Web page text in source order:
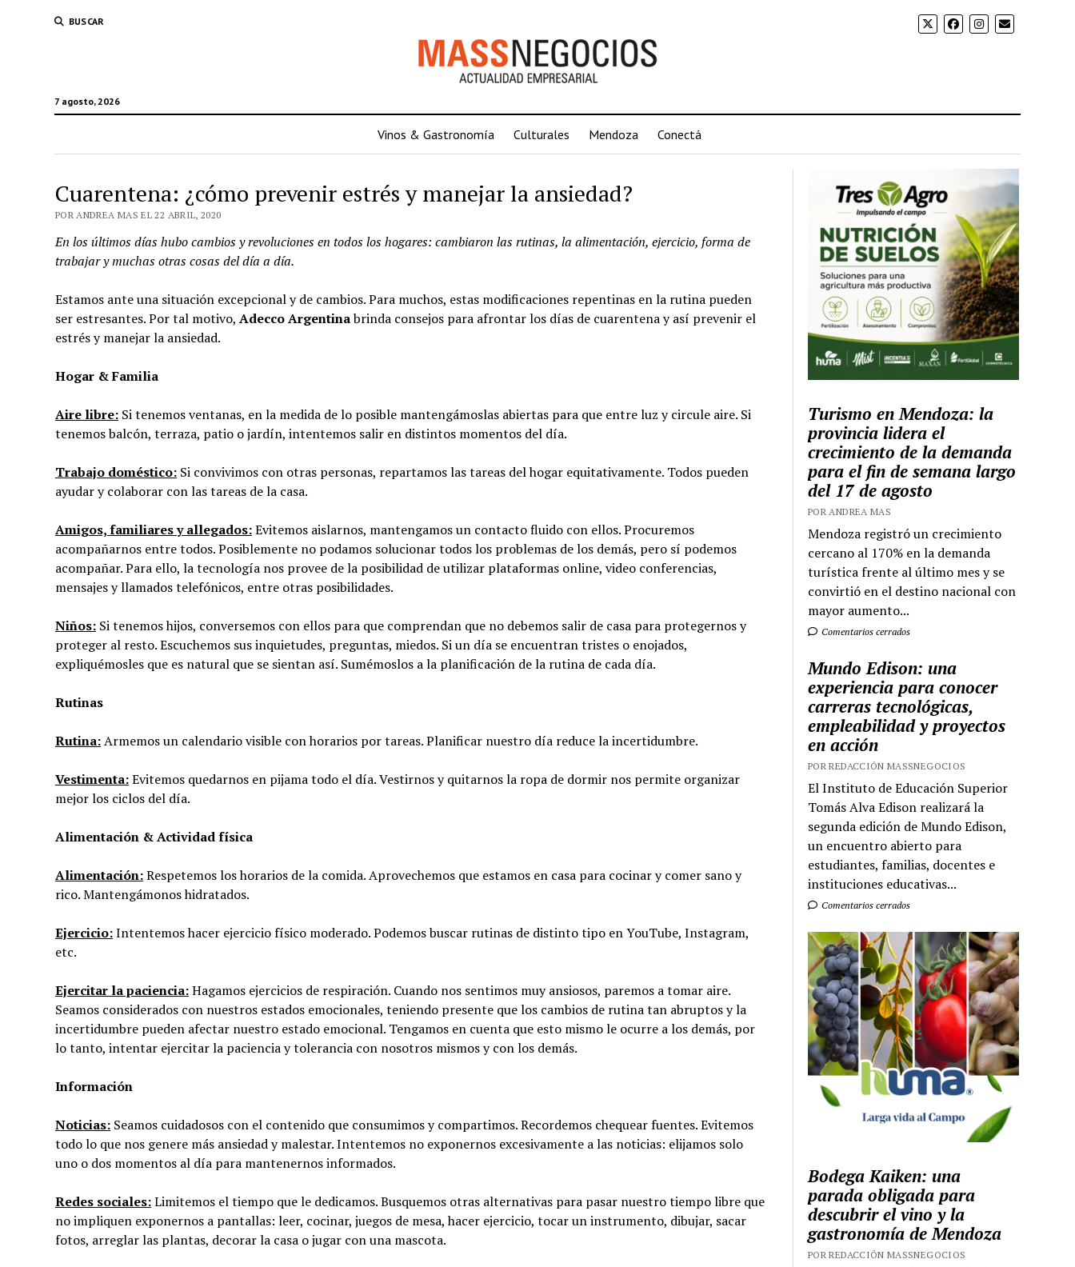
BUSCAR
7 agosto, 2026
Vinos & Gastronomía Culturales Mendoza Conectá
Cuarentena: ¿cómo prevenir estrés y manejar la ansiedad?
POR ANDREA MAS EL 22 ABRIL, 2020
En los últimos días hubo cambios y revoluciones en todos los hogares: cambiaron las rutinas, la alimentación, ejercicio, forma de
trabajar y muchas otras cosas del día a día.
Estamos ante una situación excepcional y de cambios. Para muchos, estas modificaciones repentinas en la rutina pueden
ser estresantes. Por tal motivo, Adecco Argentinabrinda consejos para afrontar los días de cuarentena y así prevenir el
estrés y manejar la ansiedad.
Hogar & Familia
Aire libre:Si tenemos ventanas, en la medida de lo posible mantengámoslas abiertas para que entre luz y circule aire. Si
tenemos balcón, terraza, patio o jardín, intentemos salir en distintos momentos del día.
Trabajo doméstico:Si convivimos con otras personas, repartamos las tareas del hogar equitativamente. Todos pueden
ayudar y colaborar con las tareas de la casa.
Amigos, familiares y allegados:Evitemos aislarnos, mantengamos un contacto fluido con ellos. Procuremos
acompañarnos entre todos. Posiblemente no podamos solucionar todos los problemas de los demás, pero sí podemos
acompañar. Para ello, la tecnología nos provee de la posibilidad de utilizar plataformas online, video conferencias,
mensajes y llamados telefónicos, entre otras posibilidades.
Niños:Si tenemos hijos, conversemos con ellos para que comprendan que no debemos salir de casa para protegernos y
proteger al resto. Escuchemos sus inquietudes, preguntas, miedos. Si un día se encuentran tristes o enojados,
expliquémosles que es natural que se sientan así. Sumémoslos a la planificación de la rutina de cada día.
Rutinas
Rutina:Armemos un calendario visible con horarios por tareas. Planificar nuestro día reduce la incertidumbre.
Vestimenta:Evitemos quedarnos en pijama todo el día. Vestirnos y quitarnos la ropa de dormir nos permite organizar
mejor los ciclos del día.
Alimentación & Actividad física
Alimentación:Respetemos los horarios de la comida. Aprovechemos que estamos en casa para cocinar y comer sano y
rico. Mantengámonos hidratados.
Ejercicio:Intentemos hacer ejercicio físico moderado. Podemos buscar rutinas de distinto tipo en YouTube, Instagram,
etc.
Ejercitar la paciencia:Hagamos ejercicios de respiración. Cuando nos sentimos muy ansiosos, paremos a tomar aire.
Seamos considerados con nuestros estados emocionales, teniendo presente que los cambios de rutina tan abruptos y la
incertidumbre pueden afectar nuestro estado emocional. Tengamos en cuenta que esto mismo le ocurre a los demás, por
lo tanto, intentar ejercitar la paciencia y tolerancia con nosotros mismos y con los demás.
Información
Noticias:Seamos cuidadosos con el contenido que consumimos y compartimos. Recordemos chequear fuentes. Evitemos
todo lo que nos genere más ansiedad y malestar. Intentemos no exponernos excesivamente a las noticias: elijamos solo
uno o dos momentos al día para mantenernos informados.
Redes sociales:Limitemos el tiempo que le dedicamos. Busquemos otras alternativas para pasar nuestro tiempo libre que
no impliquen exponernos a pantallas: leer, cocinar, juegos de mesa, hacer ejercicio, tocar un instrumento, dibujar, sacar
fotos, arreglar las plantas, decorar la casa o jugar con una mascota.
Turismo en Mendoza: la
provincia lidera el
crecimiento de la demanda
para el fin de semana largo
del 17 de agosto
POR ANDREA MAS
Mendoza registró un crecimiento
cercano al 170% en la demanda
turística frente al último mes y se
convirtió en el destino nacional con
mayor aumento...
Comentarios cerrados
Mundo Edison: una
experiencia para conocer
carreras tecnológicas,
empleabilidad y proyectos
en acción
POR REDACCIÓN MASSNEGOCIOS
El Instituto de Educación Superior
Tomás Alva Edison realizará la
segunda edición de Mundo Edison,
un encuentro abierto para
estudiantes, familias, docentes e
instituciones educativas...
Comentarios cerrados
Bodega Kaiken: una
parada obligada para
descubrir el vino y la
gastronomía de Mendoza
POR REDACCIÓN MASSNEGOCIOS